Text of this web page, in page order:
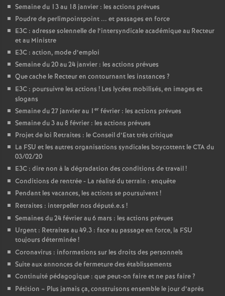
Semaine du 13 au 18 janvier : les actions prévues
Poudre de perlimpointpoint ... et passages en force
E3C : adresse solennelle de l’intersyndicale académique au Recteur
et au Ministre
E3C : action, mode d’emploi
Semaine du 20 au 24 janvier : les actions prévues
Que cache le Recteur en contournant les instances ?
E3C : poursuivre les actions ! Les lycées mobilisés, en images et
slogans
Semaine du 27 janvier au 1 er février : les actions prévues
Semaine du 3 au 8 février : les actions prévues
Projet de loi Retraites : le Conseil d’Etat très critique
La FSU et les autres organisations syndicales boycottent le CTA du
03/02/20
E3C : dire non à la dégradation des conditions de travail!
Conditions de rentrée - La réalité du terrain : enquête
Pendant les vacances, les actions se poursuivent!
Retraites : interpeller nos député.e.s !
Semaines du 24 février au 6 mars : les actions prévues
Urgent : Retraites au 49.3 : face au passage en force, la FSU
toujours déterminée!
Coronavirus : informations sur les droits des personnels
Suite aux annonces de fermeture des établissements
Continuité pédagogique : que peut-on faire et ne pas faire?
Pétition – Plus jamais ça, construisons ensemble le jour d’après